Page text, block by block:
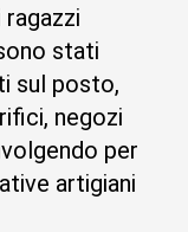
stati
sul posto,
negozi
per
artigiani